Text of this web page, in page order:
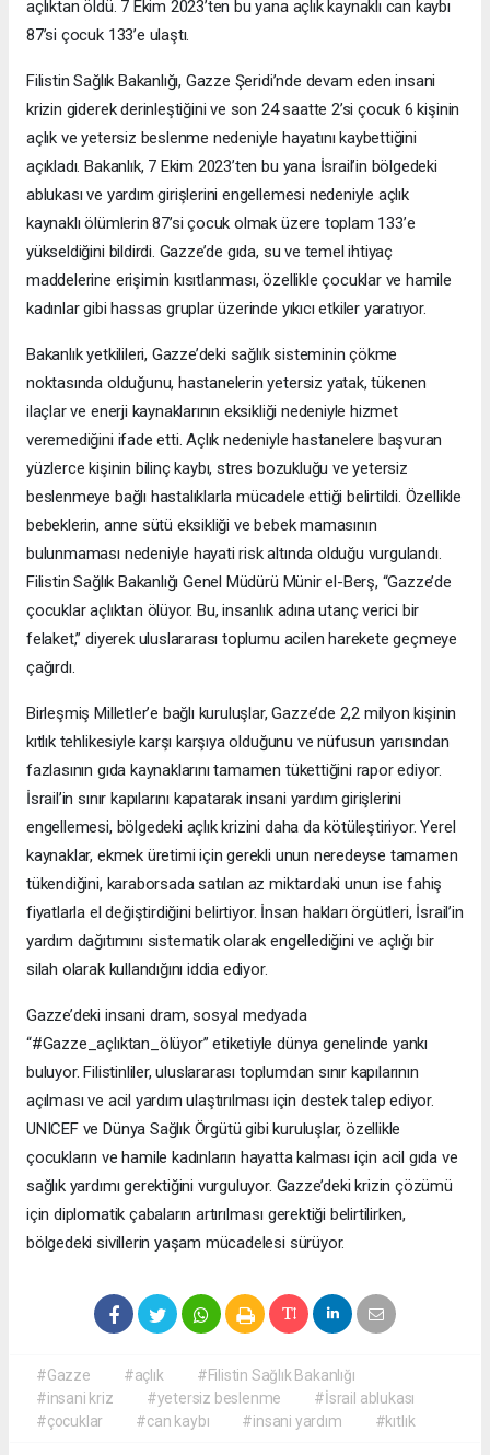
açlıktan öldü. 7 Ekim 2023’ten bu yana açlık kaynaklı can kaybı
87’si çocuk 133’e ulaştı.
Filistin Sağlık Bakanlığı, Gazze Şeridi’nde devam eden insani
krizin giderek derinleştiğini ve son 24 saatte 2’si çocuk 6 kişinin
açlık ve yetersiz beslenme nedeniyle hayatını kaybettiğini
açıkladı. Bakanlık, 7 Ekim 2023’ten bu yana İsrail’in bölgedeki
ablukası ve yardım girişlerini engellemesi nedeniyle açlık
kaynaklı ölümlerin 87’si çocuk olmak üzere toplam 133’e
yükseldiğini bildirdi. Gazze’de gıda, su ve temel ihtiyaç
maddelerine erişimin kısıtlanması, özellikle çocuklar ve hamile
kadınlar gibi hassas gruplar üzerinde yıkıcı etkiler yaratıyor.
Bakanlık yetkilileri, Gazze’deki sağlık sisteminin çökme
noktasında olduğunu, hastanelerin yetersiz yatak, tükenen
ilaçlar ve enerji kaynaklarının eksikliği nedeniyle hizmet
veremediğini ifade etti. Açlık nedeniyle hastanelere başvuran
yüzlerce kişinin bilinç kaybı, stres bozukluğu ve yetersiz
beslenmeye bağlı hastalıklarla mücadele ettiği belirtildi. Özellikle
bebeklerin, anne sütü eksikliği ve bebek mamasının
bulunmaması nedeniyle hayati risk altında olduğu vurgulandı.
Filistin Sağlık Bakanlığı Genel Müdürü Münir el-Berş, “Gazze’de
çocuklar açlıktan ölüyor. Bu, insanlık adına utanç verici bir
felaket,” diyerek uluslararası toplumu acilen harekete geçmeye
çağırdı.
Birleşmiş Milletler’e bağlı kuruluşlar, Gazze’de 2,2 milyon kişinin
kıtlık tehlikesiyle karşı karşıya olduğunu ve nüfusun yarısından
fazlasının gıda kaynaklarını tamamen tükettiğini rapor ediyor.
İsrail’in sınır kapılarını kapatarak insani yardım girişlerini
engellemesi, bölgedeki açlık krizini daha da kötüleştiriyor. Yerel
kaynaklar, ekmek üretimi için gerekli unun neredeyse tamamen
tükendiğini, karaborsada satılan az miktardaki unun ise fahiş
fiyatlarla el değiştirdiğini belirtiyor. İnsan hakları örgütleri, İsrail’in
yardım dağıtımını sistematik olarak engellediğini ve açlığı bir
silah olarak kullandığını iddia ediyor.
Gazze’deki insani dram, sosyal medyada
“#Gazze_açlıktan_ölüyor” etiketiyle dünya genelinde yankı
buluyor. Filistinliler, uluslararası toplumdan sınır kapılarının
açılması ve acil yardım ulaştırılması için destek talep ediyor.
UNICEF ve Dünya Sağlık Örgütü gibi kuruluşlar, özellikle
çocukların ve hamile kadınların hayatta kalması için acil gıda ve
sağlık yardımı gerektiğini vurguluyor. Gazze’deki krizin çözümü
için diplomatik çabaların artırılması gerektiği belirtilirken,
bölgedeki sivillerin yaşam mücadelesi sürüyor.
#Gazze #açlık
#Filistin Sağlık Bakanlığı
#insani kriz
#yetersiz beslenme
#İsrail ablukası
#çocuklar
#can kaybı #insani yardım #kıtlık